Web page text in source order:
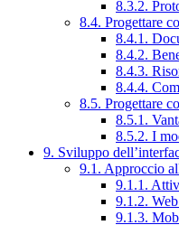
8.3.2.
8.4. Progettare
8.4.1.
8.4.2.
8.4.3.
8.4.4.
8.5. Progettare
8.5.1.
8.5.2. I
9. Sviluppo
9.1. Approccio
9.1.1.
9.1.2.
9.1.3.